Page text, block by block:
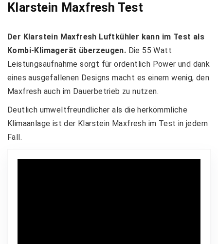
Klarstein Maxfresh Test
Der Klarstein Maxfresh Luftkühler kann im Test als
Kombi-Klimagerät überzeugen. Die 55 Watt
Leistungsaufnahme sorgt für ordentlich Power und dank
eines ausgefallenen Designs macht es einem wenig, den
Maxfresh auch im Dauerbetrieb zu nutzen.
Deutlich umweltfreundlicher als die herkömmliche
Klimaanlage ist der Klarstein Maxfresh im Test in jedem
Fall.